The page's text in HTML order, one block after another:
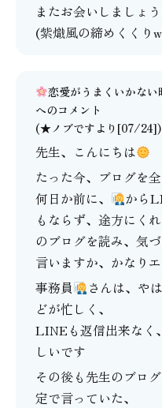
またお会いしましょ
(紫熾風の締めくくり
恋愛がうまくいかな
へのコメント
(★ノブですより[07/24])
先生、こんにちは
たった今、ブログを
何日か前に、
から
もならず、途方にく
のブログを読み、気づ
言いますか、かなり
事務員
さんは、や
どが忙しく、
LINEも返信出来なく
しいです
その後も先生のブロ
定で言っていた、